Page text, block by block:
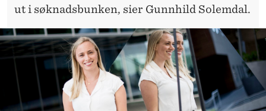
I
ut i søknadsbunken, sier Gunnhild Solemdal.